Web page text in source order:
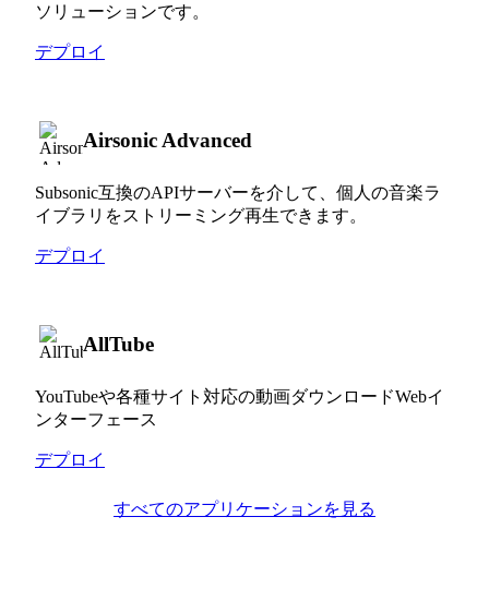
ソリューションです。
デプロイ
Airsonic Advanced
Subsonic互換のAPIサーバーを介して、個人の音楽ラ
イブラリをストリーミング再生できます。
デプロイ
AllTube
YouTubeや各種サイト対応の動画ダウンロードWebイ
ンターフェース
デプロイ
すべてのアプリケーションを見る